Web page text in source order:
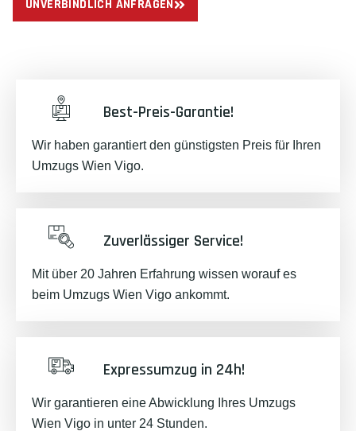
UNVERBINDLICH ANFRAGEN
Best-Preis-Garantie!
Wir haben garantiert den günstigsten Preis für Ihren
Umzugs Wien Vigo.
Zuverlässiger Service!
Mit über 20 Jahren Erfahrung wissen worauf es
beim Umzugs Wien Vigo ankommt.
Expressumzug in 24h!
Wir garantieren eine Abwicklung Ihres Umzugs
Wien Vigo in unter 24 Stunden.